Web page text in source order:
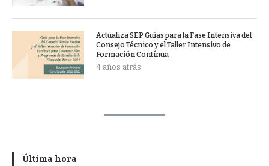
Actualiza SEP Guías para la Fase Intensiva del
Consejo Técnico y el Taller Intensivo de
Formación Contínua
4 años atrás
Última hora